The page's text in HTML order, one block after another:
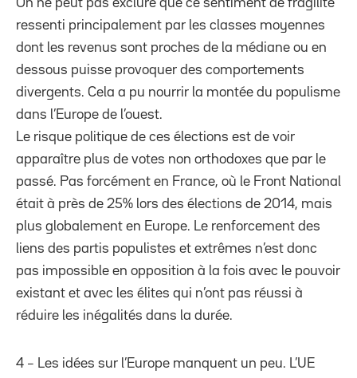
On ne peut pas exclure que ce sentiment de fragilité
ressenti principalement par les classes moyennes
dont les revenus sont proches de la médiane ou en
dessous puisse provoquer des comportements
divergents. Cela a pu nourrir la montée du populisme
dans l’Europe de l’ouest.
Le risque politique de ces élections est de voir
apparaître plus de votes non orthodoxes que par le
passé. Pas forcément en France, où le Front National
était à près de 25% lors des élections de 2014, mais
plus globalement en Europe. Le renforcement des
liens des partis populistes et extrêmes n’est donc
pas impossible en opposition à la fois avec le pouvoir
existant et avec les élites qui n’ont pas réussi à
réduire les inégalités dans la durée.
4 – Les idées sur l’Europe manquent un peu. L’UE